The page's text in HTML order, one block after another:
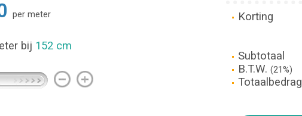
per meter
bij 152 cm
Korting
Subtotaal
B.T.W. (21%)
Totaalbedrag